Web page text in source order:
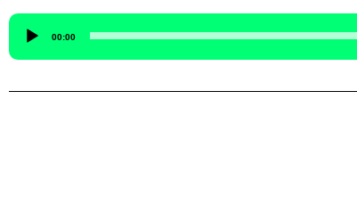
Audio-
Player
00:00